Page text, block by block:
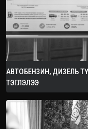
АВТОБЕНЗИН, ДИЗЕЛЬ
ТЭГЛЭЛЭЭ